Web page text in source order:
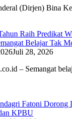
(Dirjen) Bina
Raih Predikat
Belajar Tak
Juli 28, 2026
– Semangat
Fatoni Dorong
KPBU